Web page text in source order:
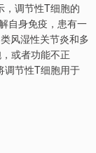
，调节性T细胞的
自身免疫，患有一
风湿性关节炎和多
或者功能不正
调节性T细胞用于